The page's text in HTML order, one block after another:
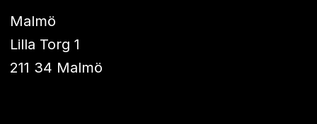
Malmö
Lilla Torg 1
211 34 Malmö